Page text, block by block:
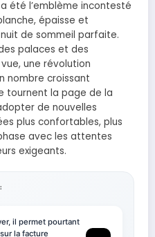
été l’emblème incontesté
épaisse et
de sommeil parfaite.
palaces et des
une révolution
nombre croissant
tournent la page de la
de nouvelles
plus confortables, plus
avec les attentes
exigeants.
il permet pourtant
la facture